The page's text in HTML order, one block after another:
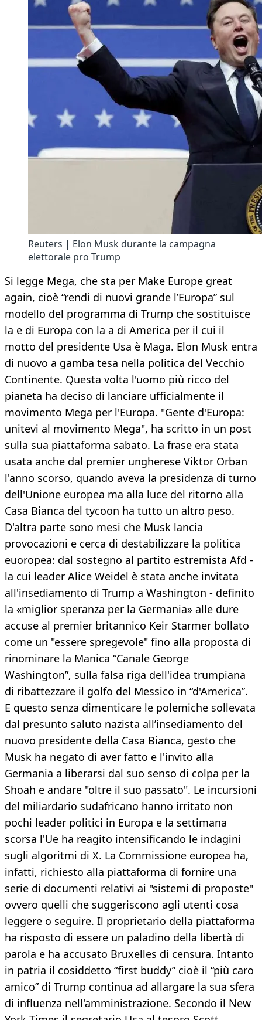
Reuters | Elon Musk durante la campagna
elettorale pro Trump
Si legge Mega, che sta per Make Europe great
again, cioè “rendi di nuovi grande l’Europa” sul
modello del programma di Trump che sostituisce
la e di Europa con la a di America per il cui il
motto del presidente Usa è Maga. Elon Musk entra
di nuovo a gamba tesa nella politica del Vecchio
Continente. Questa volta l'uomo più ricco del
pianeta ha deciso di lanciare ufficialmente il
movimento Mega per l'Europa. "Gente d'Europa:
unitevi al movimento Mega", ha scritto in un post
sulla sua piattaforma sabato. La frase era stata
usata anche dal premier ungherese Viktor Orban
l'anno scorso, quando aveva la presidenza di turno
dell'Unione europea ma alla luce del ritorno alla
Casa Bianca del tycoon ha tutto un altro peso.
D'altra parte sono mesi che Musk lancia
provocazioni e cerca di destabilizzare la politica
euoropea: dal sostegno al partito estremista Afd -
la cui leader Alice Weidel è stata anche invitata
all'insediamento di Trump a Washington - definito
la «miglior speranza per la Germania» alle dure
accuse al premier britannico Keir Starmer bollato
come un "essere spregevole" fino alla proposta di
rinominare la Manica “Canale George
Washington”, sulla falsa riga dell'idea trumpiana
di ribattezzare il golfo del Messico in “d'America”.
E questo senza dimenticare le polemiche sollevata
dal presunto saluto nazista all’insediamento del
nuovo presidente della Casa Bianca, gesto che
Musk ha negato di aver fatto e l'invito alla
Germania a liberarsi dal suo senso di colpa per la
Shoah e andare "oltre il suo passato". Le incursioni
del miliardario sudafricano hanno irritato non
pochi leader politici in Europa e la settimana
scorsa l'Ue ha reagito intensificando le indagini
sugli algoritmi di X. La Commissione europea ha,
infatti, richiesto alla piattaforma di fornire una
serie di documenti relativi ai "sistemi di proposte"
ovvero quelli che suggeriscono agli utenti cosa
leggere o seguire. Il proprietario della piattaforma
ha risposto di essere un paladino della libertà di
parola e ha accusato Bruxelles di censura. Intanto
in patria il cosiddetto “first buddy” cioè il “più caro
amico” di Trump continua ad allargare la sua sfera
di influenza nell'amministrazione. Secondo il New